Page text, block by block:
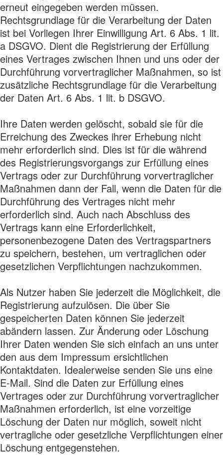
erneut eingegeben werden müssen.
Rechtsgrundlage für die Verarbeitung der Daten
ist bei Vorliegen Ihrer Einwilligung Art. 6 Abs. 1 lit.
a DSGVO. Dient die Registrierung der Erfüllung
eines Vertrages zwischen Ihnen und uns oder der
Durchführung vorvertraglicher Maßnahmen, so ist
zusätzliche Rechtsgrundlage für die Verarbeitung
der Daten Art. 6 Abs. 1 lit. b DSGVO.
Ihre Daten werden gelöscht, sobald sie für die
Erreichung des Zweckes ihrer Erhebung nicht
mehr erforderlich sind. Dies ist für die während
des Registrierungsvorgangs zur Erfüllung eines
Vertrags oder zur Durchführung vorvertraglicher
Maßnahmen dann der Fall, wenn die Daten für die
Durchführung des Vertrages nicht mehr
erforderlich sind. Auch nach Abschluss des
Vertrags kann eine Erforderlichkeit,
personenbezogene Daten des Vertragspartners
zu speichern, bestehen, um vertraglichen oder
gesetzlichen Verpflichtungen nachzukommen.
Als Nutzer haben Sie jederzeit die Möglichkeit, die
Registrierung aufzulösen. Die über Sie
gespeicherten Daten können Sie jederzeit
abändern lassen. Zur Änderung oder Löschung
Ihrer Daten wenden Sie sich einfach an uns unter
den aus dem Impressum ersichtlichen
Kontaktdaten. Idealerweise senden Sie uns eine
E-Mail. Sind die Daten zur Erfüllung eines
Vertrages oder zur Durchführung vorvertraglicher
Maßnahmen erforderlich, ist eine vorzeitige
Löschung der Daten nur möglich, soweit nicht
vertragliche oder gesetzliche Verpflichtungen einer
Löschung entgegenstehen.